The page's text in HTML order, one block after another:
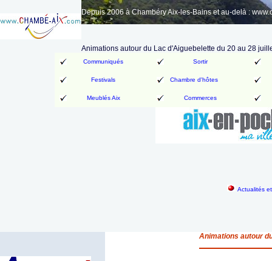
Depuis 2006 à Chambéry Aix-les-Bains et au-delà :
Animations autour du Lac d'Aiguebelette du 20 au 28
Communiqués Sortir
Festivals Chambre d'hôtes
Meublés Aix Commerces
Actualités
Animations autour